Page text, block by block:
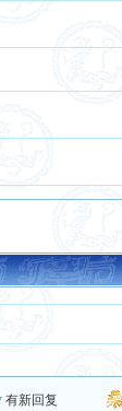
有新回复